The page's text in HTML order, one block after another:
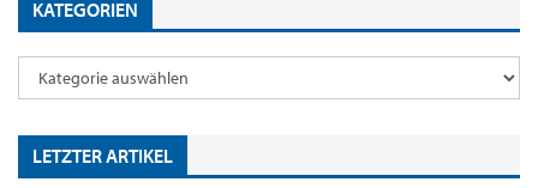
KATEGORIEN
LETZTER ARTIKEL